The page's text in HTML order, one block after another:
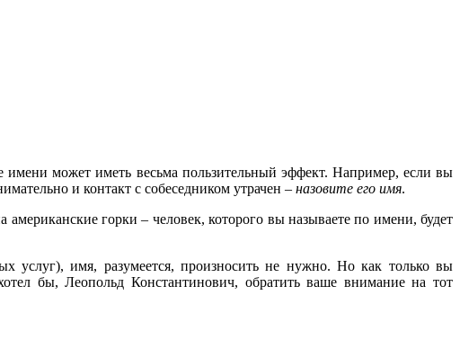
может иметь весьма пользительный эффект. Например, если вы
и контакт с собеседником утрачен – назовите его имя.
горки – человек, которого вы называете по имени, будет
услуг), имя, разумеется, произносить не нужно. Но как только вы
бы, Леопольд Константинович, обратить ваше внимание на тот